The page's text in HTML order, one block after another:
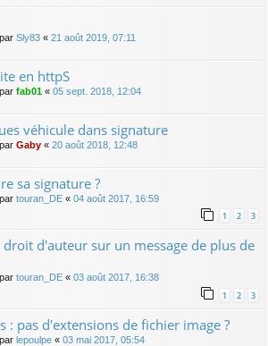
Sly83 « 21 août 2019, 07:11
en httpS
fab01 « 05 sept. 2018, 12:04
véhicule dans signature
Gaby « 20 août 2018, 12:48
sa signature ?
touran_DE « 04 août 2017, 16:59
1 2 3
droit d'auteur sur un message de plus de
touran_DE « 03 août 2017, 16:38
1 2 3
: pas d'extensions de fichier image ?
lepoulpe « 03 mai 2017, 05:54